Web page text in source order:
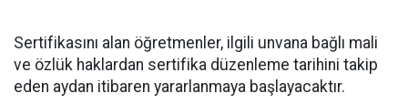
Sertifikasını alan öğretmenler, ilgili unvana bağlı mali
ve özlük haklardan sertifika düzenleme tarihini takip
eden aydan itibaren yararlanmaya başlayacaktır.